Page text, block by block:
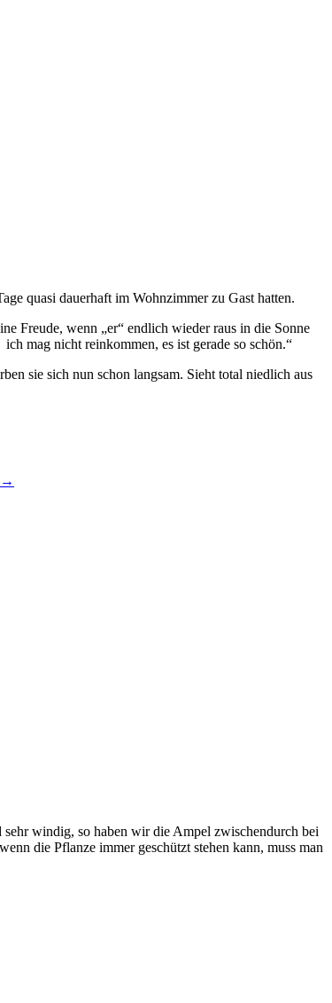
quasi dauerhaft im Wohnzimmer zu Gast hatten.
Freude, wenn „er“ endlich wieder raus in die Sonne
mag nicht reinkommen, es ist gerade so schön.“
sie sich nun schon langsam. Sieht total niedlich aus
→
windig, so haben wir die Ampel zwischendurch bei
die Pflanze immer geschützt stehen kann, muss man